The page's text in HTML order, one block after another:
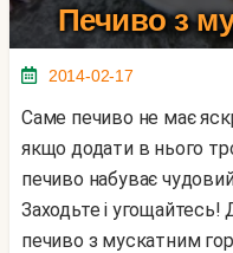
Печиво з
2014-02-17
Саме печиво не має яскраво вираженого смаку, але
якщо додати в нього
печиво набуває
Заходьте і
печиво з мускатним